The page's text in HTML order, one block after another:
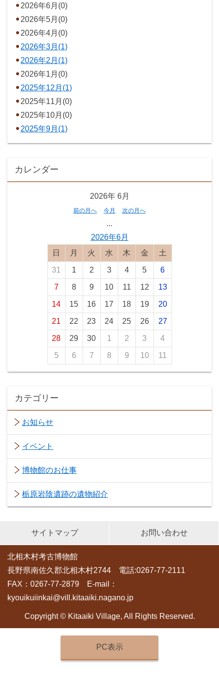
2026年6月(0)
2026年5月(0)
2026年4月(0)
2026年3月(1)
2026年2月(1)
2026年1月(0)
2025年12月(1)
2025年11月(0)
2025年10月(0)
2025年9月(1)
カレンダー
2026年 6月
前の月へ 今月 次の月へ
...
2026年6月
日曜日月曜日火曜日水曜日木曜日金曜日土曜日
31 1 2 3 4 5 6
7 8 9 10 11 12 13
14 15 16 17 18 19 20
21 22 23 24 25 26 27
28 29 30 1 2 3 4
5 6 7 8 9 10 11
カテゴリー
お知らせ
イベント
博物館のお仕事
栃原岩陰遺跡の遺物紹介
サイトマップ お問い合わせ
北相木村考古博物館
長野県南佐久郡北相木村2744 電話:0267-77-2111
FAX：0267-77-2879 E-mail：
kyouikuiinkai@vill.kitaaiki.nagano.jp
Copyright © Kitaaiki Village, All Rights Reserved.
PC表示